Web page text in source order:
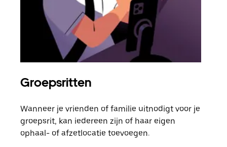
Groepsritten
Wanneer je vrienden of familie uitnodigt voor je
groepsrit, kan iedereen zijn of haar eigen
ophaal- of afzetlocatie toevoegen.